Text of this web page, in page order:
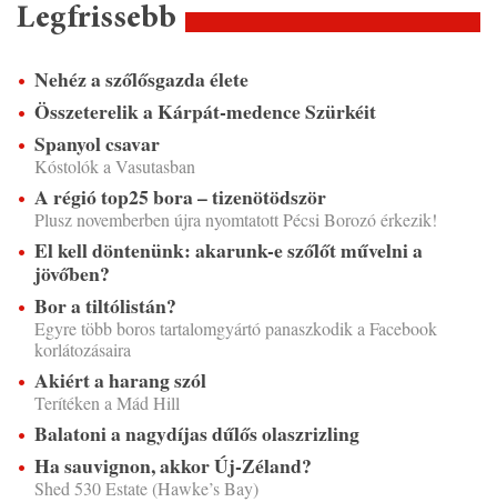
Legfrissebb
Nehéz a szőlősgazda élete
Összeterelik a Kárpát-medence Szürkéit
Spanyol csavar
Kóstolók a Vasutasban
A régió top25 bora – tizenötödször
Plusz novemberben újra nyomtatott Pécsi Borozó érkezik!
El kell döntenünk: akarunk-e szőlőt művelni a
jövőben?
Bor a tiltólistán?
Egyre több boros tartalomgyártó panaszkodik a Facebook
korlátozásaira
Akiért a harang szól
Terítéken a Mád Hill
Balatoni a nagydíjas dűlős olaszrizling
Ha sauvignon, akkor Új-Zéland?
Shed 530 Estate (Hawke’s Bay)